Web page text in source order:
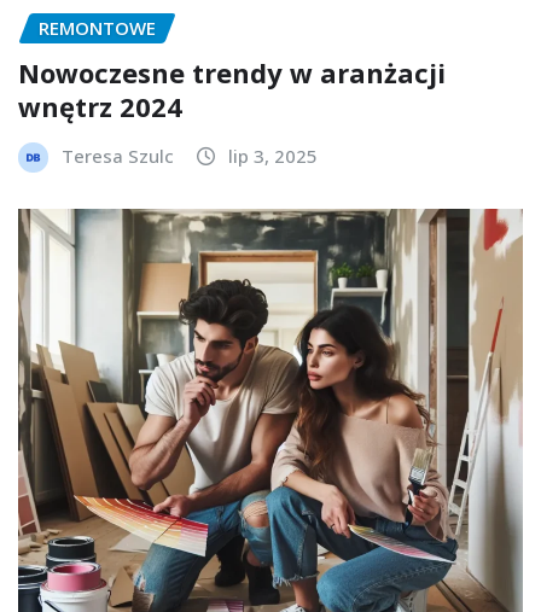
REMONTOWE
Nowoczesne trendy w aranżacji
wnętrz 2024
Teresa Szulc lip 3, 2025